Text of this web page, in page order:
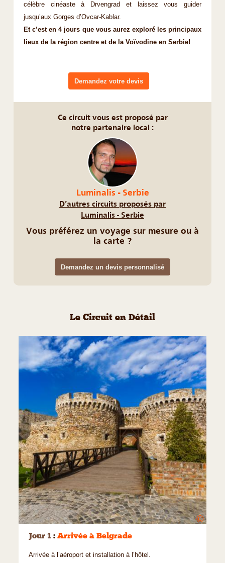
célèbre cinéaste à Drvengrad et laissez vous guider
jusqu’aux Gorges d’Ovcar-Kablar.
Et c’est en 4 jours que vous aurez exploré les principaux
lieux de la région centre et de la Voïvodine en Serbie!
Demandez votre devis
Ce circuit vous est proposé par
notre partenaire local :
Luminalis - Serbie
D’autres circuits proposés par
Luminalis - Serbie
Vous préférez un voyage sur mesure ou à
la carte ?
Demandez un devis personnalisé
Le Circuit en Détail
©
Jour 1 : Arrivée à Belgrade
Arrivée à l’aéroport et installation à l’hôtel.